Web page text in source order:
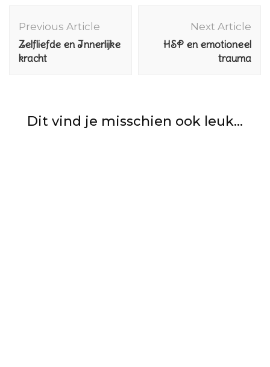
Navigation
Previous Article
Zelfliefde en Innerlijke
kracht
Next Article
HSP en emotioneel
trauma
Dit vind je misschien ook leuk...